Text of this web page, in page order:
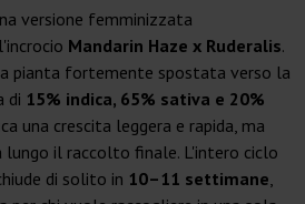
versione femminizzata
Mandarin Haze x Ruderalis.
pianta fortemente spostata verso la
di 15% indica, 65% sativa e 20%
una crescita leggera e rapida, ma
lungo il raccolto finale. L'intero ciclo
di solito in 10–11 settimane,